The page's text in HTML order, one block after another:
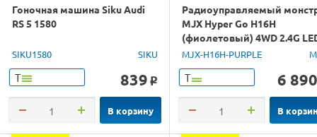
Гоночная машина Siku Audi
RS 5 1580
SIKU1580 SIKU
Т 839 o
В корзину
Радиоуправляемый
MJX Hyper Go H16H
(фиолетовый) 4WD 2.4G
GPS 1/16 RTR
MJX-H16H-PURPLE
Т 6 890
В